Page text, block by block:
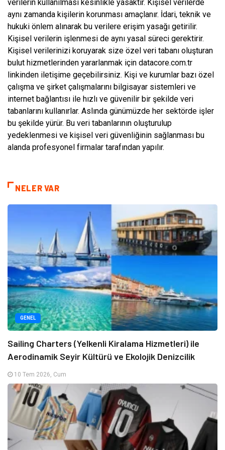
verilerin kullanılması kesinlikle yasaktır. Kişisel verilerde
aynı zamanda kişilerin korunması amaçlanır. İdari, teknik ve
hukuki önlem alınarak bu verilere erişim yasağı getirilir.
Kişisel verilerin işlenmesi de aynı yasal süreci gerektirir.
Kişisel verilerinizi koruyarak size özel veri tabanı oluşturan
bulut hizmetlerinden yararlanmak için datacore.com.tr
linkinden iletişime geçebilirsiniz. Kişi ve kurumlar bazı özel
çalışma ve şirket çalışmalarını bilgisayar sistemleri ve
internet bağlantısı ile hızlı ve güvenilir bir şekilde veri
tabanlarını kullanırlar. Aslında günümüzde her sektörde işler
bu şekilde yürür. Bu veri tabanlarının oluşturulup
yedeklenmesi ve kişisel veri güvenliğinin sağlanması bu
alanda profesyonel firmalar tarafından yapılır.
NELER VAR
GENEL
Sailing Charters (Yelkenli Kiralama Hizmetleri) ile
Aerodinamik Seyir Kültürü ve Ekolojik Denizcilik
10 Tem 2026, Cum